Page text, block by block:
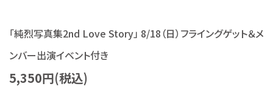
特定商取引法について
お問い合わせ
「純烈写真集2nd Love Story」 8/18（日）フライングゲット＆メ
ンバー出演イベント付き
5,350円(税込)